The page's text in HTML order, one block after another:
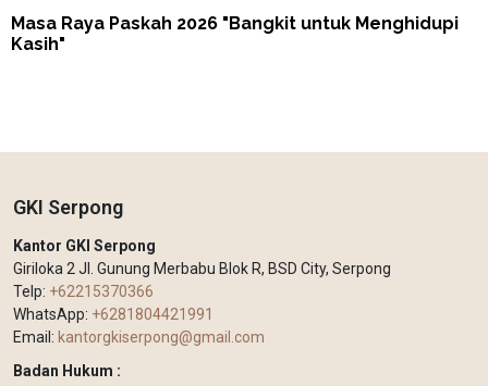
Masa Raya Paskah 2026 "Bangkit untuk Menghidupi
Kasih"
GKI Serpong
Kantor GKI Serpong
Giriloka 2 Jl. Gunung Merbabu Blok R, BSD City, Serpong
Telp: +62215370366
WhatsApp: +6281804421991
Email: kantorgkiserpong@gmail.com
Badan Hukum :